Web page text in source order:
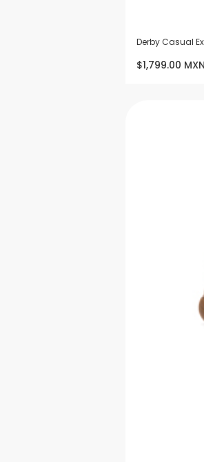
Derby Casual
$1,799.00 MXN